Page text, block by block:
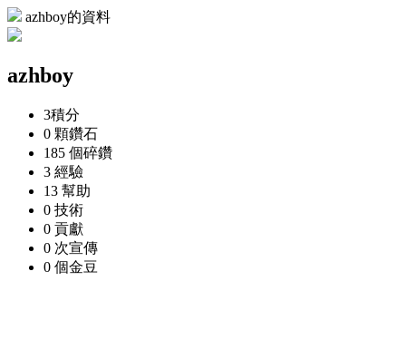
azhboy的資料
azhboy
3積分
0 顆鑽石
185 個碎鑽
3 經驗
13 幫助
0 技術
0 貢獻
0 次宣傳
0 個金豆